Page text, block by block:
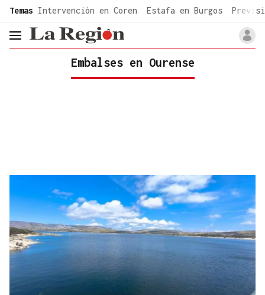
common.go-to-content
Temas Intervención en Coren Estafa en Burgos
header.menu.open
Embalses en Ourense